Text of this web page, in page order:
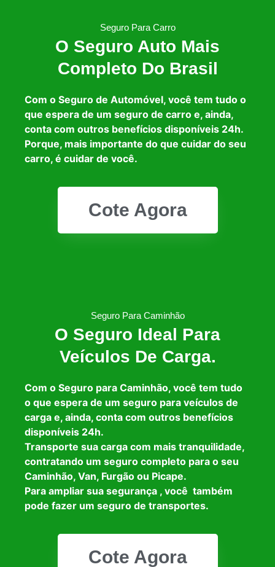
Seguro Para Carro
O Seguro Auto Mais
Completo Do Brasil
Com o Seguro de Automóvel, você tem tudo o
que espera de um seguro de carro e, ainda,
conta com outros benefícios disponíveis 24h.
Porque, mais importante do que cuidar do seu
carro, é cuidar de você.
Cote Agora
Seguro Para Caminhão
O Seguro Ideal Para
Veículos De Carga.
Com o Seguro para Caminhão, você tem tudo
o que espera de um seguro para veículos de
carga e, ainda, conta com outros benefícios
disponíveis 24h.
Transporte sua carga com mais tranquilidade,
contratando um seguro completo para o seu
Caminhão, Van, Furgão ou Picape.
Para ampliar sua segurança , você também
pode fazer um seguro de transportes.
Cote Agora